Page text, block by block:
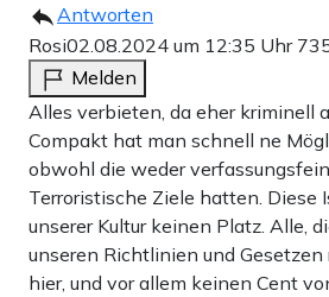
Antworten
Rosi02.08.2024 um 12:35 Uhr
Melden
Alles verbieten, da eher kriminell
Compakt hat man schnell ne
obwohl die weder
Terroristische Ziele hatten. Diese
unserer Kultur keinen Platz. Alle,
unseren Richtlinien und
hier, und vor allem keinen Cent